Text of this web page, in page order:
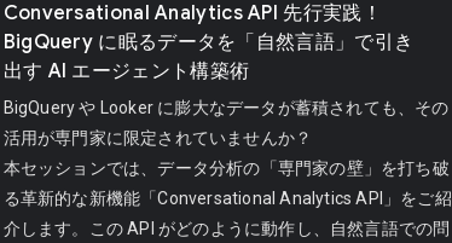
Conversational Analytics API 先行実践！
BigQuery に眠るデータを「自然言語」で引き
出す AI エージェント構築術
BigQuery や Looker に膨大なデータが蓄積されても、その
活用が専門家に限定されていませんか？
本セッションでは、データ分析の「専門家の壁」を打ち破
る革新的な新機能「Conversational Analytics API」をご紹
介します。この API がどのように動作し、自然言語での問